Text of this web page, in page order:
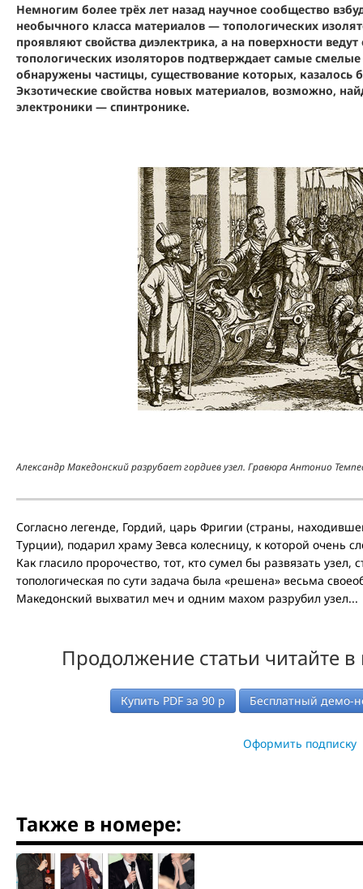
Немногим более трёх лет назад научное сообщество
необычного класса материалов — топологических
проявляют свойства диэлектрика, а на поверхности
топологических изоляторов подтверждает самые
обнаружены частицы, существование которых,
Экзотические свойства новых материалов, возможно,
электроники — спинтронике.
Александр Македонский разрубает гордиев узел. Гравюра Антонио
Согласно легенде, Гордий, царь Фригии (страны,
Турции), подарил храму Зевса колесницу, к которой очень
Как гласило пророчество, тот, кто сумел бы развязать
топологическая по сути задача была «решена» весьма
Македонский выхватил меч и одним махом разрубил узел...
Продолжение статьи читайте
Купить PDF за90 р Бесплатный демо-
Оформить подписку
Также в номере: